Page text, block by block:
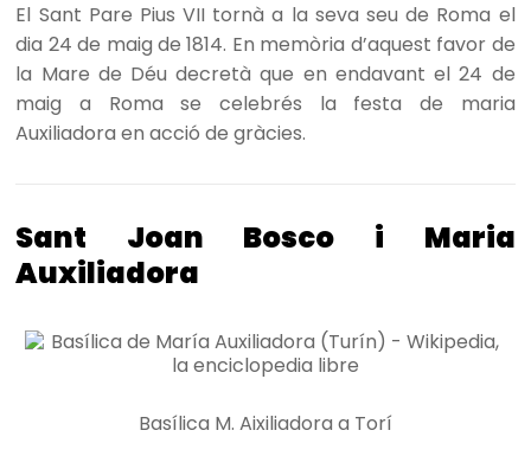
El Sant Pare Pius VII tornà a la seva seu de Roma el
dia 24 de maig de 1814. En memòria d’aquest favor de
la Mare de Déu decretà que en endavant el 24 de
maig a Roma se celebrés la festa de maria
Auxiliadora en acció de gràcies.
Sant Joan Bosco i Maria
Auxiliadora
Basílica M. Aixiliadora a Torí